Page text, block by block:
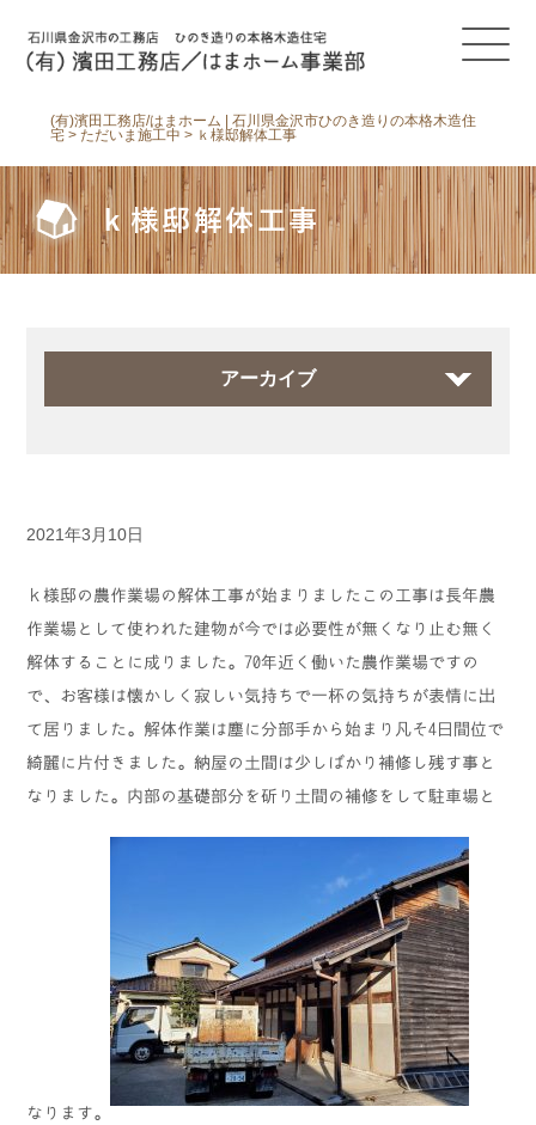
(有)濱田工務店/はまホーム | 石川県金沢市ひのき造りの本格木造住
宅 >ただいま施工中 > ｋ様邸解体工事
ｋ様邸解体工事
アーカイブ
2021年3月10日
ｋ様邸の農作業場の解体工事が始まりましたこの工事は長年農
作業場として使われた建物が今では必要性が無くなり止む無く
解体することに成りました。70年近く働いた農作業場ですの
で、お客様は懐かしく寂しい気持ちで一杯の気持ちが表情に出
て居りました。解体作業は塵に分部手から始まり凡そ4日間位で
綺麗に片付きました。納屋の土間は少しばかり補修し残す事と
なりました。内部の基礎部分を斫り土間の補修をして駐車場と
なります。